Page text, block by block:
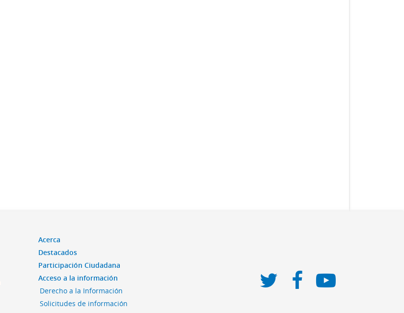
Acerca
Destacados
Participación Ciudadana
Acceso a la información
Derecho a la Información
Solicitudes de información